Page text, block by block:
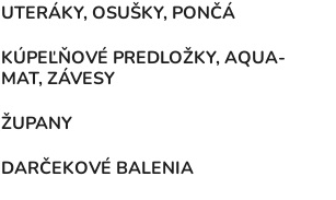
UTERÁKY, OSUŠKY, PONČÁ
KÚPEĽŇOVÉ PREDLOŽKY, AQUA-
MAT, ZÁVESY
ŽUPANY
DARČEKOVÉ BALENIA